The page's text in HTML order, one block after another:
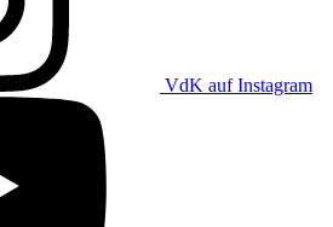
VdK auf Instagram